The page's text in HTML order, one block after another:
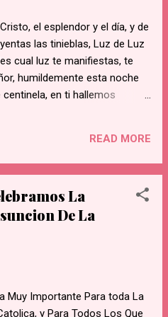
por debilidad. Ella
♥ Era tanto el deseo de irse
estaba su Hijo, que este amor
catorce años después de
cuando ya había
a pequeños y grandes,
hizo saber a los Apóstoles que
el esplendor y el día, y de
las tinieblas, Luz de Luz
cual luz te manifiestas, te
humildemente esta noche
en ti hallemos
y rogamos tus hijos,
protejas. Defensor nuestro,
redimiste con tu sangre,
Cristo, Señor del universo, y a
donde quiera, y al Amor,
READ MORE
La
De La
Muy Importante Para toda La
y Para Todos Los Que